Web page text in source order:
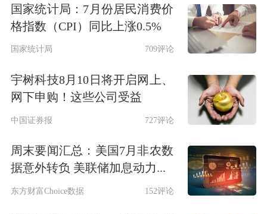
住房政策
企事业单位可在本市范围内购买商品住
房，用于解决员工住房等需求。其中，
在福田区、南山区和宝安区新安街道范
围内购买商品住房，需同时满足设立年
限满1年、在本市累计缴纳税款金额达
100万元人民币、员工人数10名及以上
条件；在本市其他区域购买商品住房，
国家统计局：7月份居民消费价
格指数（CPI）同比上涨0.5%
国家统计局 709评论
宇树科技8月10日将开启网上、
网下申购！这些公司受益
中国证券报 727评论
周末要闻汇总：美国7月非农数
据意外转负 美联储加息动力...
东方财富Choice数据 152评论